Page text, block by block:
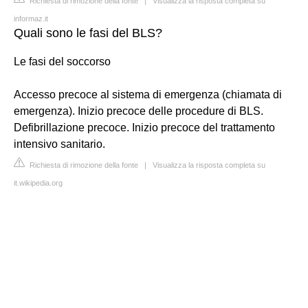
informaz.it
Quali sono le fasi del BLS?
Le fasi del soccorso
Accesso precoce al sistema di emergenza (chiamata di
emergenza). Inizio precoce delle procedure di BLS.
Defibrillazione precoce. Inizio precoce del trattamento
intensivo sanitario.
Richiesta di rimozione della fonte | Visualizza la risposta completa su
it.wikipedia.org